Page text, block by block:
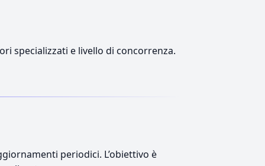
specializzati e livello di concorrenza.
periodici. L’obiettivo è